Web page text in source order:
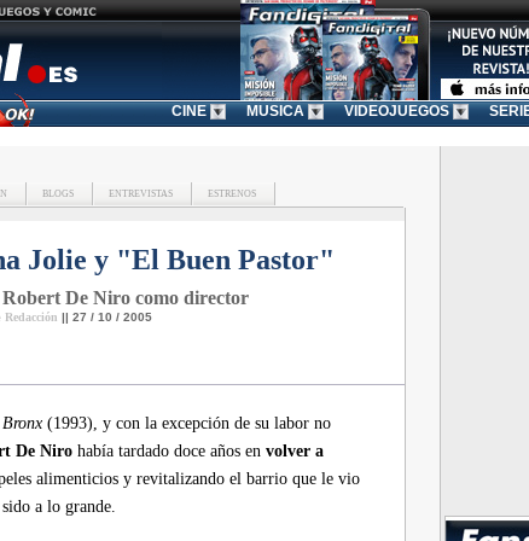
CINE MUSICA VIDEOJUEGOS
BLOGS ENTREVISTAS ESTRENOS
Jolie y "El Buen Pastor"
Robert De Niro como director
Redacción || 27 / 10 / 2005
(1993), y con la excepción de su labor no
De Nirohabía tardado doce años en volver a
alimenticios y revitalizando el barrio que le vio
a lo grande.